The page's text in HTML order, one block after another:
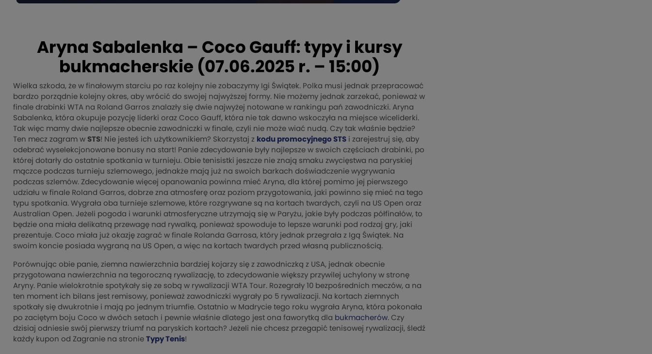
Aryna Sabalenka – Coco Gauff: typy i kursy
bukmacherskie (07.06.2025 r. – 15:00)
Wielka szkoda, że w finałowym starciu po raz kolejny nie zobaczymy Igi Świątek. Polka musi jednak przepracować
bardzo porządnie kolejny okres, aby wrócić do swojej najwyższej formy. Nie możemy jednak zarzekać, ponieważ w
finale drabinki WTA na Roland Garros znalazły się dwie najwyżej notowane w rankingu pań zawodniczki. Aryna
Sabalenka, która okupuje pozycję liderki oraz Coco Gauff, która nie tak dawno wskoczyła na miejsce wiceliderki.
Tak więc mamy dwie najlepsze obecnie zawodniczki w finale, czyli nie może wiać nudą. Czy tak właśnie będzie?
Ten mecz zagram w STS! Nie jesteś ich użytkownikiem? Skorzystaj z kodu promocyjnego STS i zarejestruj się, aby
odebrać wyselekcjonowane bonusy na start! Panie zdecydowanie były najlepsze w swoich częściach drabinki, po
której dotarły do ostatnie spotkania w turnieju. Obie tenisistki jeszcze nie znają smaku zwycięstwa na paryskiej
mączce podczas turnieju szlemowego, jednakże mają już na swoich barkach doświadczenie wygrywania
podczas szlemów. Zdecydowanie więcej opanowania powinna mieć Aryna, dla której pomimo jej pierwszego
udziału w finale Roland Garros, dobrze zna atmosferę oraz poziom przygotowania, jaki powinno się mieć na tego
typu spotkania. Wygrała oba turnieje szlemowe, które rozgrywane są na kortach twardych, czyli na US Open oraz
Australian Open. Jeżeli pogoda i warunki atmosferyczne utrzymają się w Paryżu, jakie były podczas półfinałów, to
będzie ona miała delikatną przewagę nad rywalką, ponieważ spowoduje to lepsze warunki pod rodzaj gry, jaki
prezentuje. Coco miała już okazję zagrać w finale Rolanda Garrosa, który jednak przegrała z Igą Świątek. Na
swoim koncie posiada wygraną na US Open, a więc na kortach twardych przed własną publicznością.
Porównując obie panie, ziemna nawierzchnia bardziej kojarzy się z zawodniczką z USA, jednak obecnie
przygotowana nawierzchnia na tegoroczną rywalizację, to zdecydowanie większy przywilej uchylony w stronę
Aryny. Panie wielokrotnie spotykały się ze sobą w rywalizacji WTA Tour. Rozegrały 10 bezpośrednich meczów, a na
ten moment ich bilans jest remisowy, ponieważ zawodniczki wygrały po 5 rywalizacji. Na kortach ziemnych
spotkały się dwukrotnie i mają po jednym triumfie. Ostatnio w Madrycie tego roku wygrała Aryna, która pokonała
po zaciętym boju Coco w dwóch setach i pewnie właśnie dlatego jest ona faworytką dla bukmacherów. Czy
dzisiaj odniesie swój pierwszy triumf na paryskich kortach? Jeżeli nie chcesz przegapić tenisowej rywalizacji, śledź
każdy kupon od Zagranie na stronie Typy Tenis!